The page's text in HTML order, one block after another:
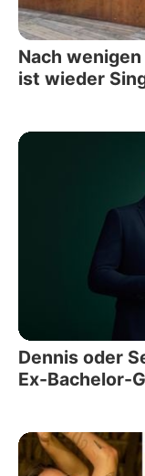
Nach
ist wieder
Dennis oder
Ex-Bachelor-